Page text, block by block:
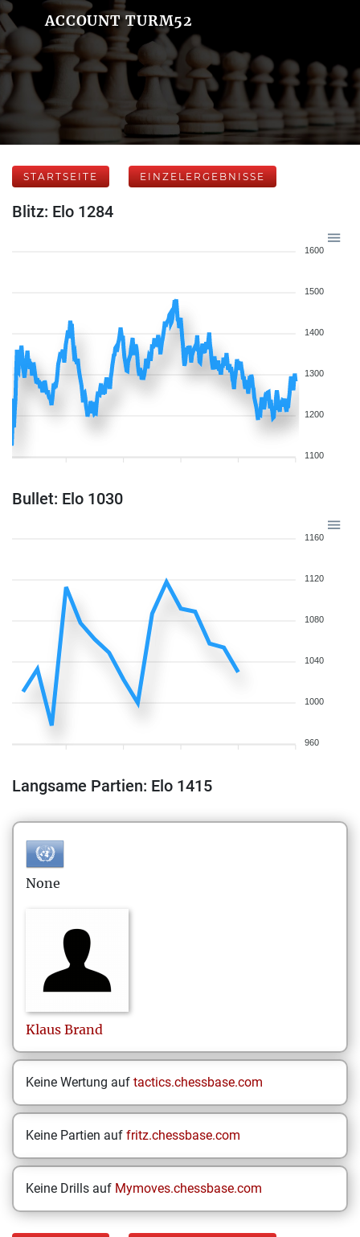
ACCOUNT TURM52
STARTSEITE EINZELERGEBNISSE
Blitz: Elo 1284
1600
1500
1400
1300
1200
1100
Bullet: Elo 1030
1160
1120
1080
1040
1000
960
Langsame Partien: Elo 1415
None
Klaus Brand
Keine Wertung auf tactics.chessbase.com
Keine Partien auf fritz.chessbase.com
Keine Drills auf Mymoves.chessbase.com